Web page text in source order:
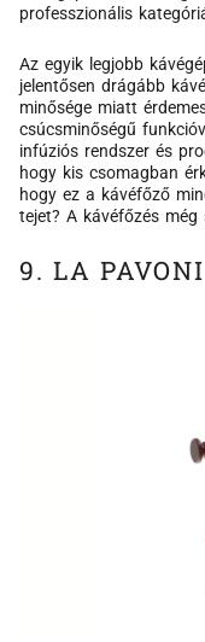
professzionális
Az egyik legjobb
jelentősen drágább
minősége miatt
csúcsminőségű
infúziós rendszer és
hogy kis csomagban
hogy ez a kávéfőző
tejet? A kávéfőzés
9. LA PAVONI